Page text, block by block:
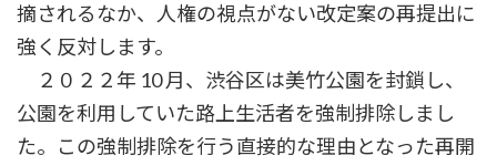
摘されるなか、人権の視点がない改定案の再提出に
強く反対します。
２０２２年 10 月、渋谷区は美竹公園を封鎖し、
公園を利用していた路上生活者を強制排除しまし
た。この強制排除を行う直接的な理由となった再開